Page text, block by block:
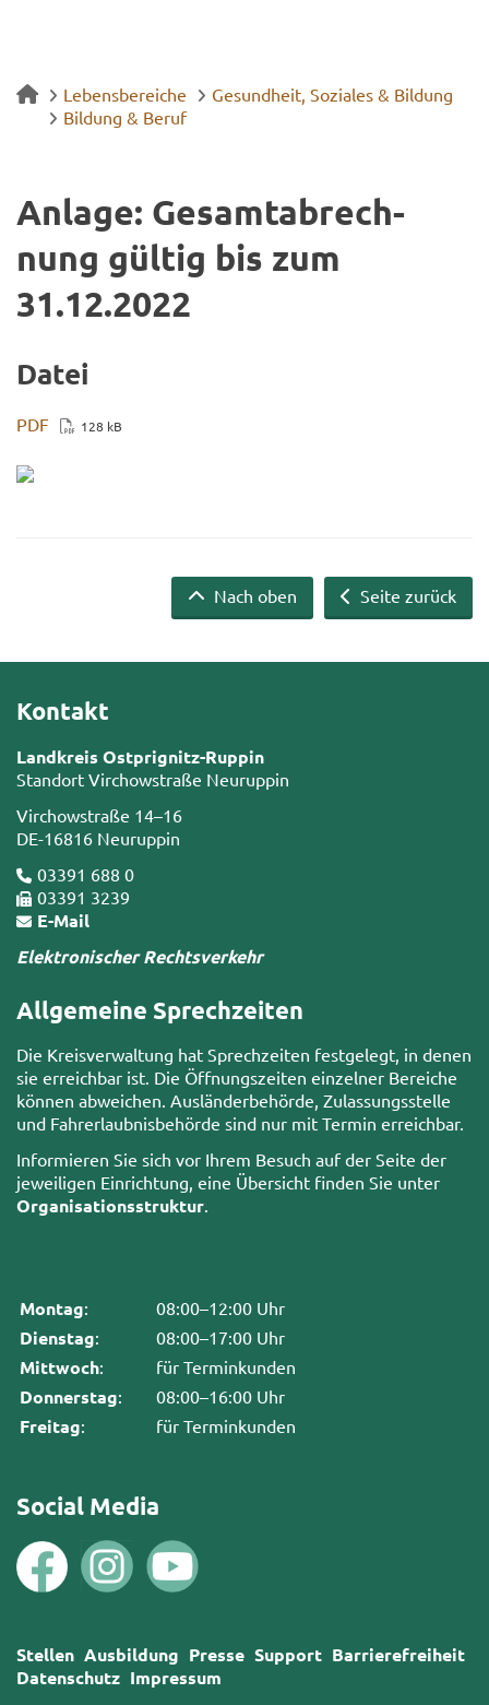
Lebensbereiche
Gesundheit, Soziales & Bildung
Bildung & Beruf
An­la­ge: Ge­samt­ab­rech­
nung gül­tig bis zum
31.12.2022
Datei
PDF 128 kB
Seite zurück
Nach oben
Kontakt
Landkreis Ostprignitz-Ruppin
Standort Virchowstraße Neuruppin
Virchowstraße 14–16
DE-16816 Neuruppin
03391 688 0
03391 3239
E-Mail
Elektronischer Rechtsverkehr
Allgemeine Sprechzeiten
Die Kreisverwaltung hat Sprechzeiten festgelegt, in denen
sie erreichbar ist. Die Öffnungszeiten einzelner Bereiche
können abweichen. Ausländerbehörde, Zulassungsstelle
und Fahrerlaubnisbehörde sind nur mit Termin erreichbar.
Informieren Sie sich vor Ihrem Besuch auf der Seite der
jeweiligen Einrichtung, eine Übersicht finden Sie unter
Organisationsstruktur.
Montag: 08:00–12:00 Uhr
Dienstag: 08:00–17:00 Uhr
Mittwoch: für Terminkunden
Donnerstag: 08:00–16:00 Uhr
Freitag: für Terminkunden
Social Media
Stellen Ausbildung Presse Support Barrierefreiheit
Datenschutz Impressum